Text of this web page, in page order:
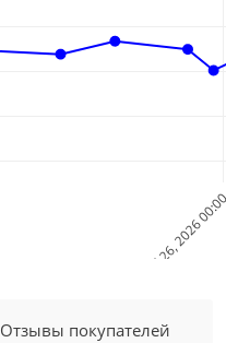
Jul 26, 2026 00:00
Отзывы покупателей